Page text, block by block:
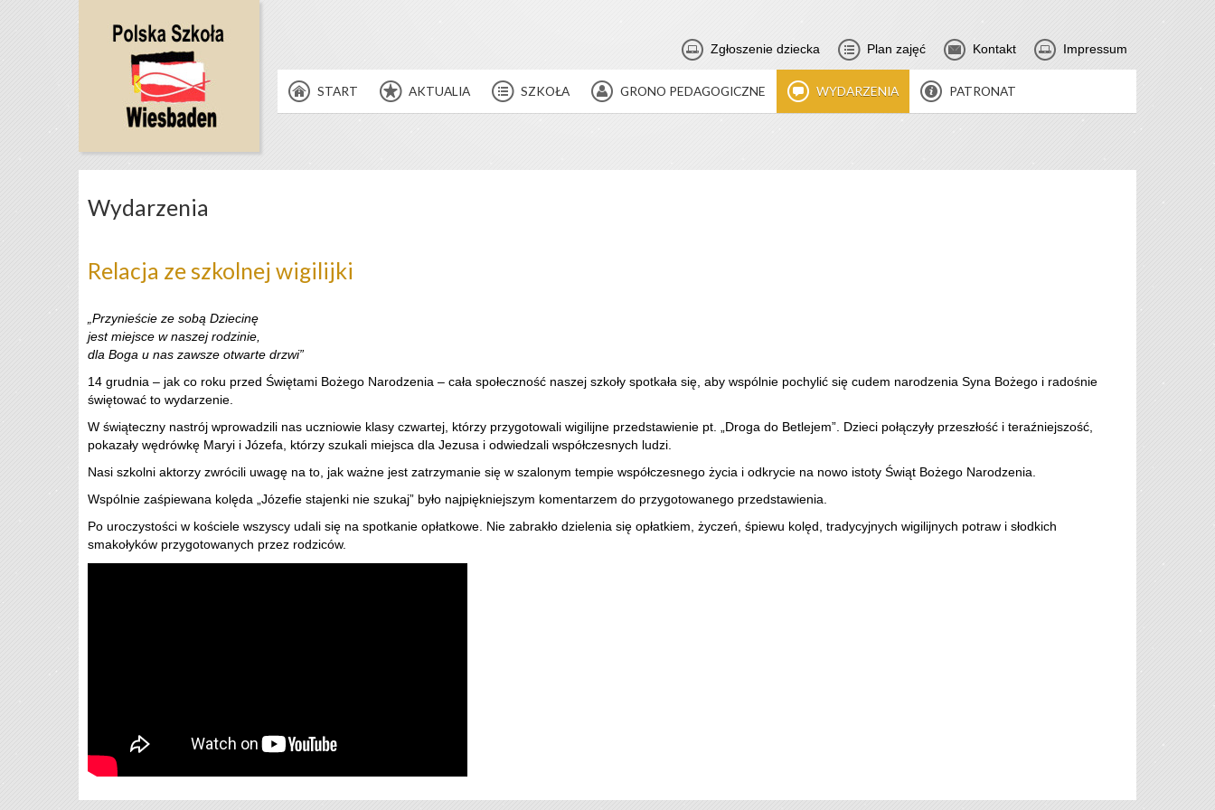
Zgłoszenie dziecka Plan zajęć Kontakt Impressum
START AKTUALIA SZKOŁA GRONO PEDAGOGICZNE WYDARZENIA PATRONAT
Wydarzenia
Relacja ze szkolnej wigilijki
„Przynieście ze sobą Dziecinę
jest miejsce w naszej rodzinie,
dla Boga u nas zawsze otwarte drzwi”
14 grudnia – jak co roku przed Świętami Bożego Narodzenia – cała społeczność naszej szkoły spotkała się, aby wspólnie pochylić się cudem narodzenia Syna Bożego i radośnie
świętować to wydarzenie.
W świąteczny nastrój wprowadzili nas uczniowie klasy czwartej, którzy przygotowali wigilijne przedstawienie pt. „Droga do Betlejem”. Dzieci połączyły przeszłość i teraźniejszość,
pokazały wędrówkę Maryi i Józefa, którzy szukali miejsca dla Jezusa i odwiedzali współczesnych ludzi.
Nasi szkolni aktorzy zwrócili uwagę na to, jak ważne jest zatrzymanie się w szalonym tempie współczesnego życia i odkrycie na nowo istoty Świąt Bożego Narodzenia.
Wspólnie zaśpiewana kolęda „Józefie stajenki nie szukaj” było najpiękniejszym komentarzem do przygotowanego przedstawienia.
Po uroczystości w kościele wszyscy udali się na spotkanie opłatkowe. Nie zabrakło dzielenia się opłatkiem, życzeń, śpiewu kolęd, tradycyjnych wigilijnych potraw i słodkich
smakołyków przygotowanych przez rodziców.